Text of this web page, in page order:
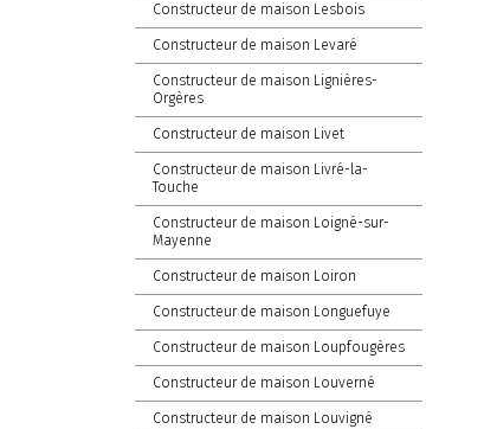
Constructeur de maison Lesbois
Constructeur de maison Levaré
Constructeur de maison Lignières-
Orgères
Constructeur de maison Livet
Constructeur de maison Livré-la-
Touche
Constructeur de maison Loigné-sur-
Mayenne
Constructeur de maison Loiron
Constructeur de maison Longuefuye
Constructeur de maison Loupfougères
Constructeur de maison Louverné
Constructeur de maison Louvigné